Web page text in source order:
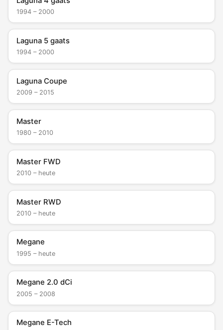
1994 – 2000
Laguna 5 gaats
1994 – 2000
Laguna Coupe
2009 – 2015
Master
1980 – 2010
Master FWD
2010 – heute
Master RWD
2010 – heute
Megane
1995 – heute
Megane 2.0 dCi
2005 – 2008
Megane E-Tech